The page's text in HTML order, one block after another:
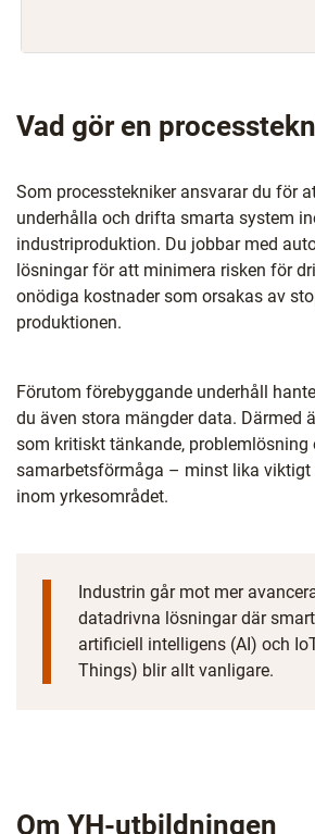
Vad gör en
Som processtekniker ansvarar du för
underhålla och drifta smarta system
industriproduktion. Du jobbar med
lösningar för att minimera risken för
onödiga kostnader som orsakas av
produktionen.
Förutom förebyggande underhåll
du även stora mängder data. Därmed
som kritiskt tänkande, problemlösning
samarbetsförmåga – minst lika viktigt
inom yrkesområdet.
Industrin går mot mer
datadrivna lösningar där
artificiell intelligens (AI) och
Things) blir allt vanligare.
Om YH-utbildningen